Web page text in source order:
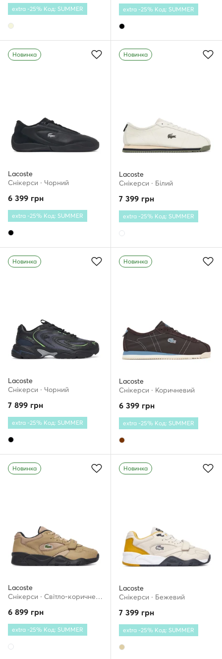
extra -25% Код: SUMMER extra -25% Код: SUMMER
Новинка
Lacoste
Снікерcи · Чорний
6 399 грн
extra -25% Код: SUMMER
Новинка
Lacoste
Снікерcи · Білий
7 399 грн
extra -25% Код: SUMMER
Новинка
Lacoste
Снікерcи · Чорний
7 899 грн
extra -25% Код: SUMMER
Новинка
Lacoste
Снікерcи · Коричневий
6 399 грн
extra -25% Код: SUMMER
Новинка
Lacoste
Снікерcи · Світло-коричневий
6 899 грн
extra -25% Код: SUMMER
Новинка
Lacoste
Снікерcи · Бежевий
7 399 грн
extra -25% Код: SUMMER